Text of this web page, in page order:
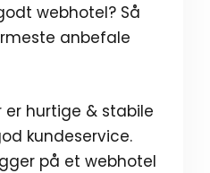
webhotel? Så
anbefale
er hurtige & stabile
kundeservice.
på et webhotel